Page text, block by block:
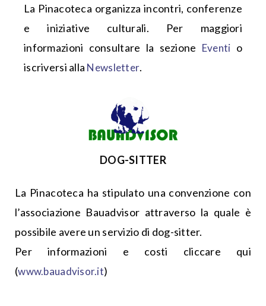
La Pinacoteca organizza incontri, conferenze
e iniziative culturali. Per maggiori
informazioni consultare la sezione Eventi o
iscriversi alla Newsletter.
DOG-SITTER
La Pinacoteca ha stipulato una convenzione con
l’associazione Bauadvisor attraverso la quale è
possibile avere un servizio di dog-sitter.
Per informazioni e costi cliccare qui
(www.bauadvisor.it)